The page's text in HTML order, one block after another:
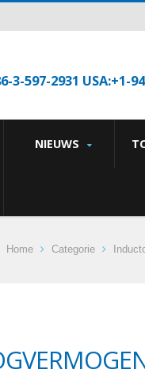
3-597-2931 USA:+1-
NIEUWS
Home Categorie